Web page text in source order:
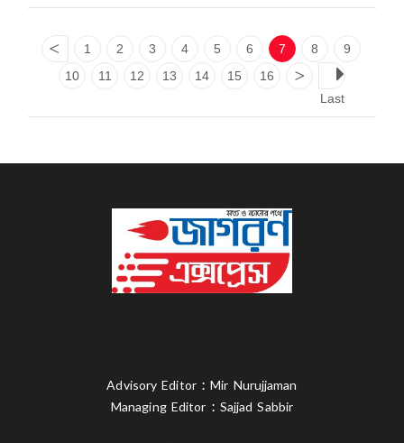
< 1 2 3 4 5 6 7 8
9
10
11 12 13 14 15 16
>
Last
Advisory Editor : Mir Nurujjaman
Managing Editor : Sajjad Sabbir